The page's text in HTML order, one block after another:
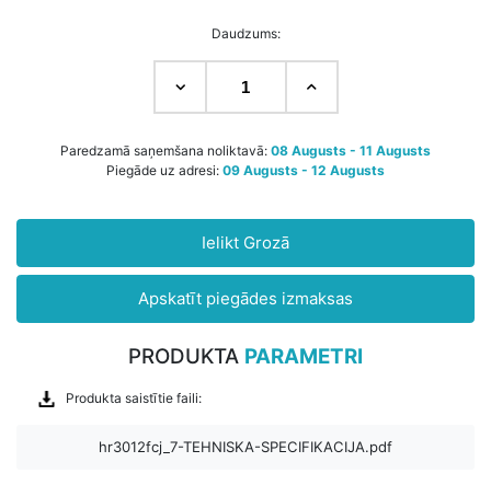
Daudzums:
Paredzamā saņemšana noliktavā: 08 Augusts - 11 Augusts
Piegāde uz adresi: 09 Augusts - 12 Augusts
Ielikt Grozā
Apskatīt piegādes izmaksas
PRODUKTA PARAMETRI
Produkta saistītie faili:
hr3012fcj_7-TEHNISKA-SPECIFIKACIJA.pdf